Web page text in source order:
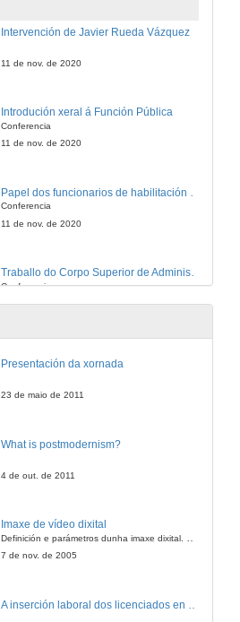
Intervención de Javier Rueda Vázquez
11 de nov. de 2020
Introdución xeral á Función Pública
Conferencia
11 de nov. de 2020
Conferencia
11 de nov. de 2020
Traballo do Corpo Superior de Administradores do Estado
Conferencia
11 de nov. de 2020
Conferencia
25 de nov. de 2020
Presentación da xornada
23 de maio de 2011
What is postmodernism?
4 de out. de 2011
Imaxe de vídeo dixital
7 de nov. de 2005